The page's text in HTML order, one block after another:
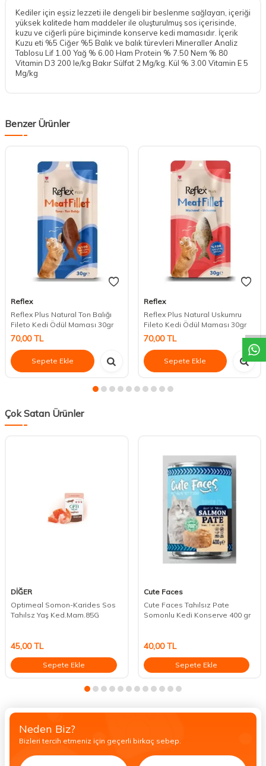
Kediler için eşsiz lezzeti ile dengeli bir beslenme sağlayan, içeriği
yüksek kalitede ham maddeler ile oluşturulmuş sos içerisinde,
kuzu ve ciğerli püre biçiminde konserve kedi mamasıdır. İçerik
Kuzu eti %5 Ciğer %5 Balık ve balık türevleri Mineraller Analiz
Tablosu Lif 1.00 Yağ % 6.00 Ham Protein % 7.50 Nem % 80
Vitamin D3 200 Ie/kg Bakır Sülfat 2 Mg/kg. Kül % 3.00 Vitamin E 5
Mg/kg
Benzer Ürünler
Reflex
Reflex Plus Natural Ton Balığı
Fileto Kedi Ödül Maması 30gr
70,00TL
Sepete Ekle
Reflex
Reflex Plus Natural Uskumru
Fileto Kedi Ödül Maması 30gr
70,00TL
Sepete Ekle
Çok Satan Ürünler
DİĞER
Optimeal Somon-Karides Sos
Tahılsz Yaş Ked.Mam.85G
45,00TL
Sepete Ekle
Cute Faces
Cute Faces Tahılsız Pate
Somonlu Kedi Konserve 400 gr
40,00TL
Sepete Ekle
Neden Biz?
Bizleri tercih etmeniz için geçerli birkaç sebep.